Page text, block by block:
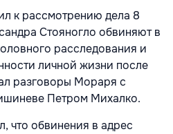
к рассмотрению дела 8
Стояногло обвиняют в
расследования и
личной жизни после
разговоры Мораря с
Петром Михалко.
что обвинения в адрес